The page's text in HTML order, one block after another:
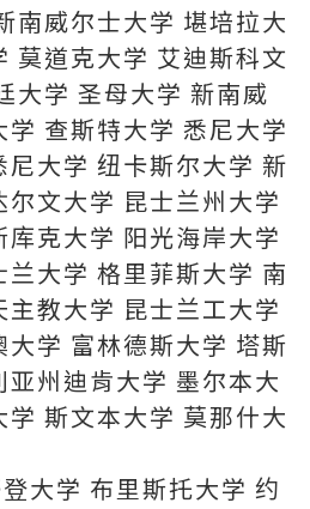
南威尔士大学 堪培拉大
莫道克大学 艾迪斯科文
大学 圣母大学 新南威
查斯特大学 悉尼大学
大学 纽卡斯尔大学 新
文大学 昆士兰州大学
克大学 阳光海岸大学
大学 格里菲斯大学 南
教大学 昆士兰工大学
学 富林德斯大学 塔斯
州迪肯大学 墨尔本大
斯文本大学 莫那什大
大学 布里斯托大学 约